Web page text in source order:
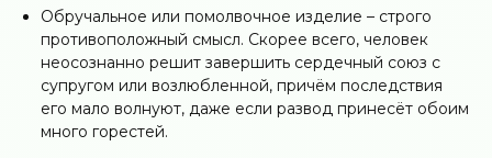
Обручальное или помолвочное изделие – строго
противоположный смысл. Скорее всего, человек
неосознанно решит завершить сердечный союз с
супругом или возлюбленной, причём последствия
его мало волнуют, даже если развод принесёт обоим
много горестей.